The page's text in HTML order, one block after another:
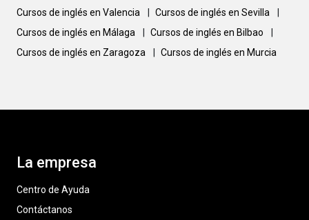
Cursos de inglés en Valencia
Cursos de inglés en Sevilla
Cursos de inglés en Málaga
Cursos de inglés en Bilbao
Cursos de inglés en Zaragoza
Cursos de inglés en Murcia
La empresa
Centro de Ayuda
Contáctanos